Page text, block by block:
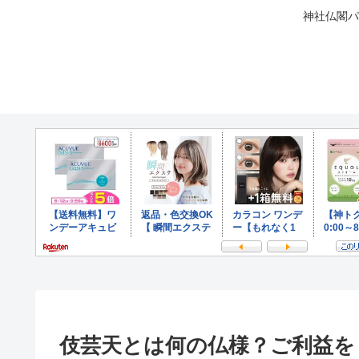
神社仏閣
伎芸天とは何の仏様？ご利益